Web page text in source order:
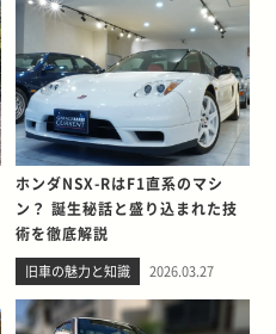
ホンダNSX-RはF1直系のマシ
ン？ 誕生秘話と盛り込まれた技
術を徹底解説
旧車の魅力と知識 2026.03.27